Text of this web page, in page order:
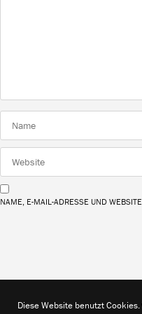
NAME, E-MAIL-ADRESSE UND
Diese Website benutzt